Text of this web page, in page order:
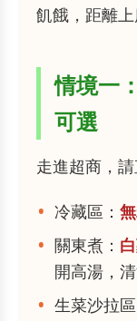
飢餓，距離上
情境一
可選
走進超商，
冷藏區：
關東煮：
開高湯，
生菜沙拉區